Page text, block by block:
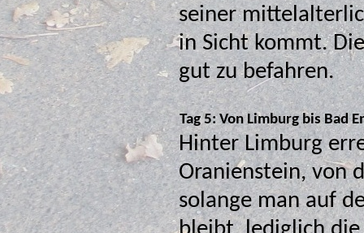
seiner
in Sicht kommt. Die Wege sind auf dieser Etappe durchweg
gut zu befahren.
Tag 5: Von Limburg bis Bad
Hinter Limburg
Oranienstein, von
solange man auf dem Radweg